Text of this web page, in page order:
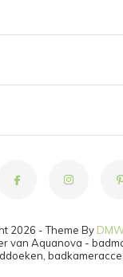
2026 - Theme By
van Aquanova -